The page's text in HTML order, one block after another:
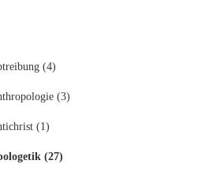
(4)
(3)
(1)
(27)